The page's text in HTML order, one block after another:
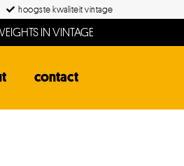
hoogste kwaliteit vintage
IN VINTAGE
contact